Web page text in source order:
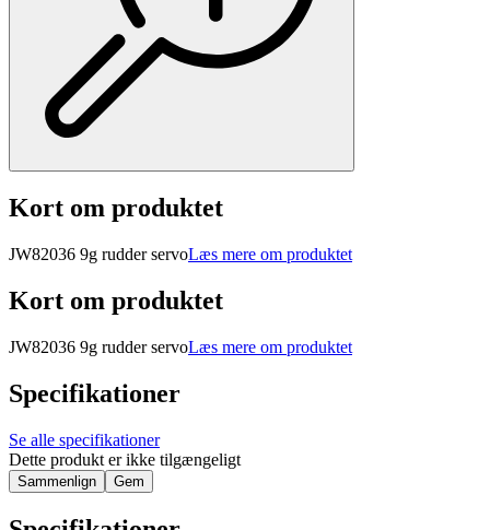
Kort om produktet
JW82036 9g rudder servoLæs mere om produktet
Kort om produktet
JW82036 9g rudder servoLæs mere om produktet
Specifikationer
Se alle specifikationer
Dette produkt er ikke tilgængeligt
Sammenlign Gem